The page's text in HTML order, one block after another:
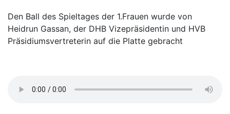
Den Ball des Spieltages der 1.Frauen wurde von
Heidrun Gassan, der DHB Vizepräsidentin und HVB
Präsidiumsvertreterin auf die Platte gebracht